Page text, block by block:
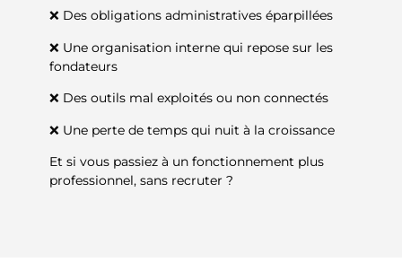
❌ Des obligations administratives éparpillées
❌ Une organisation interne qui repose sur les
fondateurs
❌ Des outils mal exploités ou non connectés
❌ Une perte de temps qui nuit à la croissance
Et si vous passiez à un fonctionnement plus
professionnel, sans recruter ?